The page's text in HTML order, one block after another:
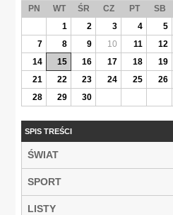
PN WT ŚR CZ PT SB
1
2 3 4 5
7
8 9 10 11 12
14
15 16 17 18 19
21
22 23 24 25 26
28
29 30
SPIS TREŚCI
ŚWIAT
SPORT
LISTY